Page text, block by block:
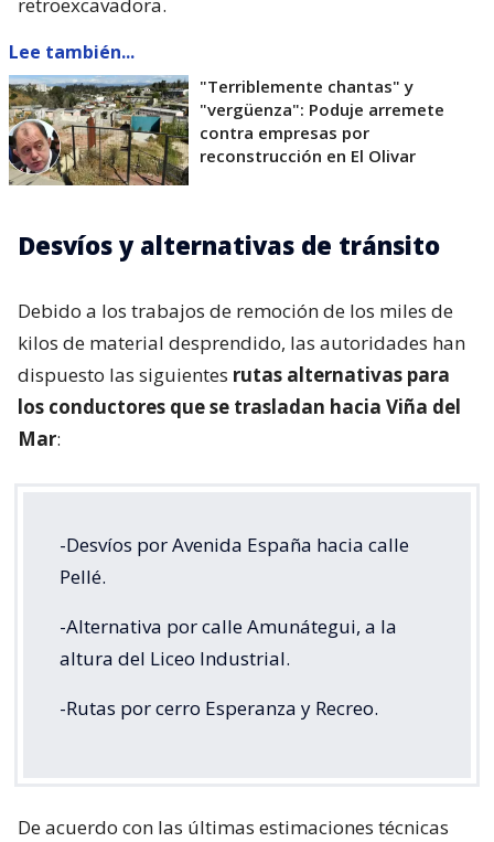
retroexcavadora.
Lee también...
"Terriblemente chantas" y
"vergüenza": Poduje arremete
contra empresas por
reconstrucción en El Olivar
Desvíos y alternativas de tránsito
Debido a los trabajos de remoción de los miles de
kilos de material desprendido, las autoridades han
dispuesto las siguientes rutas alternativas para
los conductores que se trasladan hacia Viña del
Mar:
-Desvíos por Avenida España hacia calle
Pellé.
-Alternativa por calle Amunátegui, a la
altura del Liceo Industrial.
-Rutas por cerro Esperanza y Recreo.
De acuerdo con las últimas estimaciones técnicas